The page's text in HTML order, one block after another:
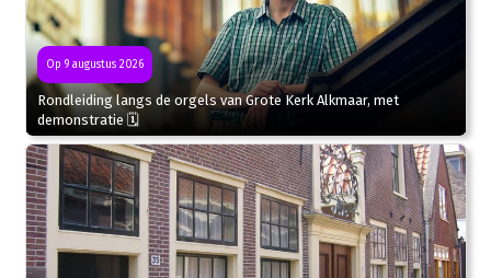
Op 9 augustus 2026
Rondleiding langs de orgels van Grote Kerk Alkmaar, met
demonstratie 🗓